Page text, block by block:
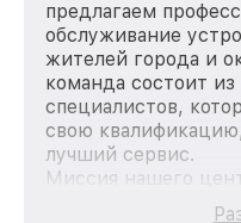
предлагаем
обслуживание
жителей города и
команда состоит
специалистов,
свою
лучший сервис.
Миссия нашего
качественный и